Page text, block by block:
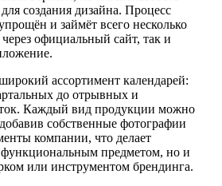
создания дизайна. Процесс
и займёт всего несколько
официальный сайт, так и
ассортимент календарей:
до отрывных и
Каждый вид продукции можно
собственные фотографии
компании, что делает
функциональным предметом, но и
или инструментом брендинга.